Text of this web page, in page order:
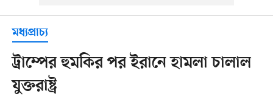
মধ্যপ্রাচ্য
ট্রাম্পের হুমকির পর ইরানে হামলা চালাল
যুক্তরাষ্ট্র